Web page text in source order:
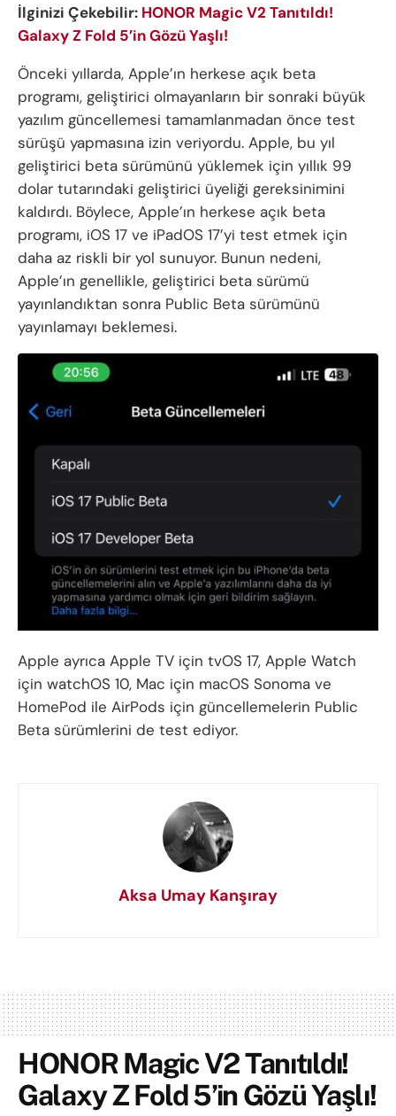
İlginizi Çekebilir: HONOR Magic V2 Tanıtıldı!
Galaxy Z Fold 5’in Gözü Yaşlı!
Önceki yıllarda, Apple’ın herkese açık beta
programı, geliştirici olmayanların bir sonraki büyük
yazılım güncellemesi tamamlanmadan önce test
sürüşü yapmasına izin veriyordu. Apple, bu yıl
geliştirici beta sürümünü yüklemek için yıllık 99
dolar tutarındaki geliştirici üyeliği gereksinimini
kaldırdı. Böylece, Apple’ın herkese açık beta
programı, iOS 17 ve iPadOS 17’yi test etmek için
daha az riskli bir yol sunuyor. Bunun nedeni,
Apple’ın genellikle, geliştirici beta sürümü
yayınlandıktan sonra Public Beta sürümünü
yayınlamayı beklemesi.
Apple ayrıca Apple TV için tvOS 17, Apple Watch
için watchOS 10, Mac için macOS Sonoma ve
HomePod ile AirPods için güncellemelerin Public
Beta sürümlerini de test ediyor.
Aksa Umay Kanşıray
HONOR Magic V2 Tanıtıldı!
Galaxy Z Fold 5’in Gözü Yaşlı!